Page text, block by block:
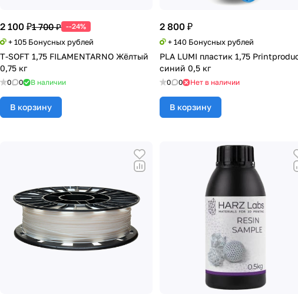
2 100 ₽1 700 ₽ --24%
+ 105 Бонусных рублей
T-SOFT 1,75 FILAMENTARNO Жёлтый
0,75 кг
0 0 В наличии
В корзину
2 800 ₽
+ 140 Бонусных рублей
PLA LUMI пластик 1,75
синий 0,5 кг
0 0 Нет в наличии
В корзину